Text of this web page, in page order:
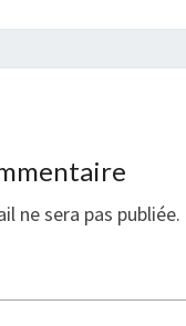
ne sera pas publiée.